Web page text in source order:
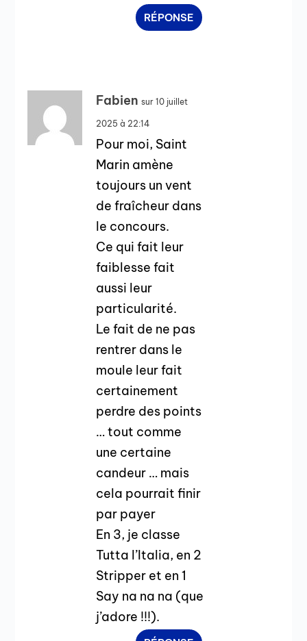
RÉPONSE
Fabien sur 10 juillet
2025 à 22:14
Pour moi, Saint
Marin amène
toujours un vent
de fraîcheur dans
le concours.
Ce qui fait leur
faiblesse fait
aussi leur
particularité.
Le fait de ne pas
rentrer dans le
moule leur fait
certainement
perdre des points
… tout comme
une certaine
candeur … mais
cela pourrait finir
par payer
En 3, je classe
Tutta l’Italia, en 2
Stripper et en 1
Say na na na (que
j’adore !!!).